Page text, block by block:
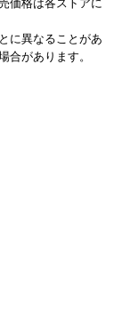
価格は各ストアに
に異なることがあ
合があります。